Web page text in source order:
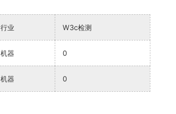
行业 W3c检测
机器 0
机器 0